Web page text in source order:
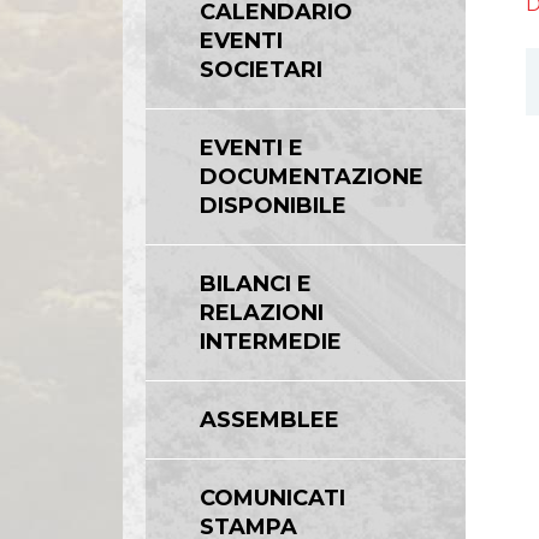
CALENDARIO
EVENTI
SOCIETARI
EVENTI E
DOCUMENTAZIONE
DISPONIBILE
BILANCI E
RELAZIONI
INTERMEDIE
ASSEMBLEE
COMUNICATI
STAMPA